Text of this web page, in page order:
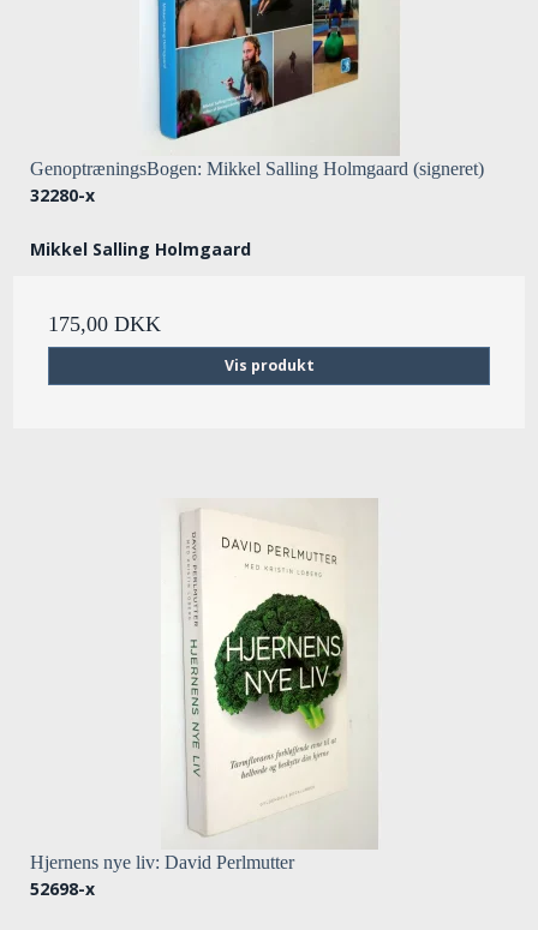
GenoptræningsBogen: Mikkel Salling Holmgaard (signeret)
32280-x
Mikkel Salling Holmgaard
175,00 DKK
Vis produkt
Hjernens nye liv: David Perlmutter
52698-x